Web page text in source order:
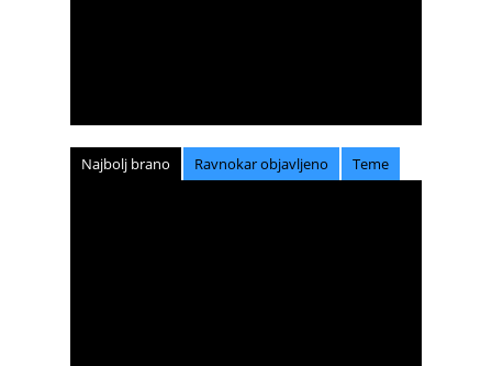
Najbolj brano Ravnokar objavljeno Teme